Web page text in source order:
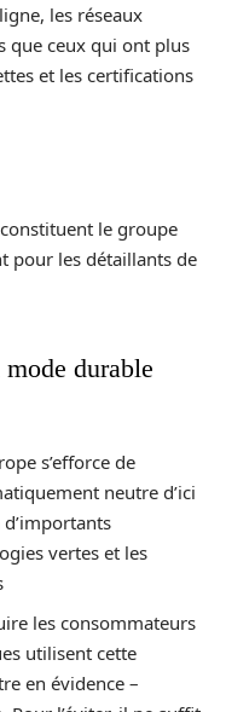
les réseaux
que ceux qui ont plus
et les certifications
le groupe
pour les détaillants de
durable
s’efforce de
neutre d’ici
vertes et les
les consommateurs
utilisent cette
en évidence –